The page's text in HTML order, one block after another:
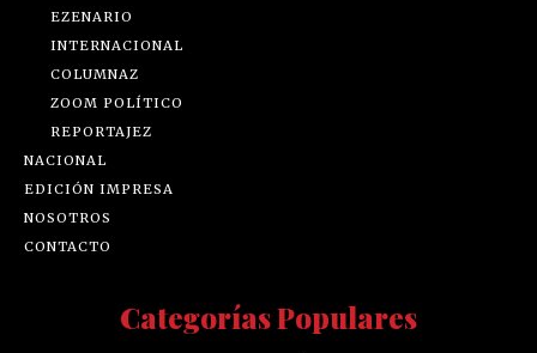
EZENARIO
INTERNACIONAL
COLUMNAZ
ZOOM POLÍTICO
REPORTAJEZ
NACIONAL
EDICIÓN IMPRESA
NOSOTROS
CONTACTO
Categorías Populares